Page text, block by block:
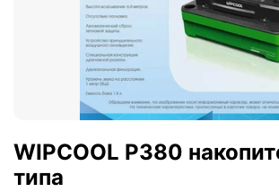
WIPCOOL P380
типа